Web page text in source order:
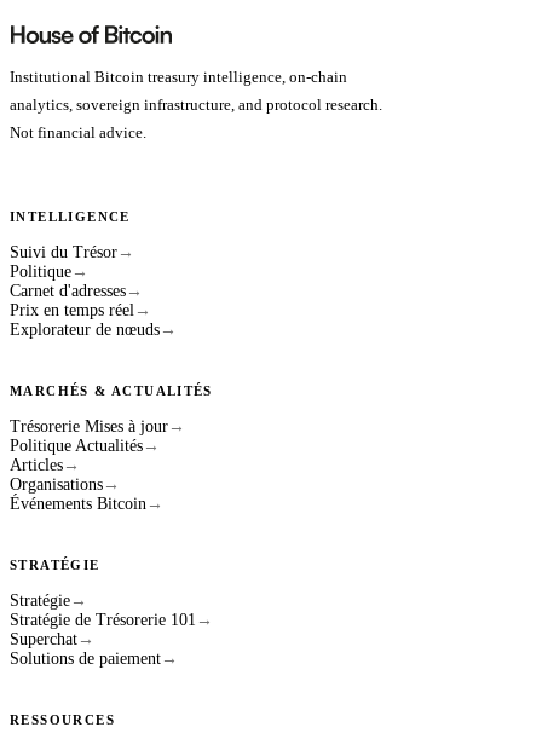
Institutional Bitcoin treasury intelligence, on-chain
analytics, sovereign infrastructure, and protocol research.
Not financial advice.
INTELLIGENCE
Suivi du Trésor →
Politique →
Carnet d'adresses →
Prix en temps réel →
Explorateur de nœuds →
MARCHÉS & ACTUALITÉS
Trésorerie Mises à jour →
Politique Actualités →
Articles →
Organisations →
Événements Bitcoin →
STRATÉGIE
Stratégie →
Stratégie de Trésorerie 101 →
Superchat →
Solutions de paiement →
RESSOURCES